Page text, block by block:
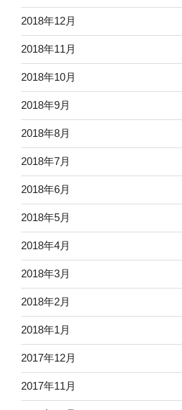
2018年12月
2018年11月
2018年10月
2018年9月
2018年8月
2018年7月
2018年6月
2018年5月
2018年4月
2018年3月
2018年2月
2018年1月
2017年12月
2017年11月